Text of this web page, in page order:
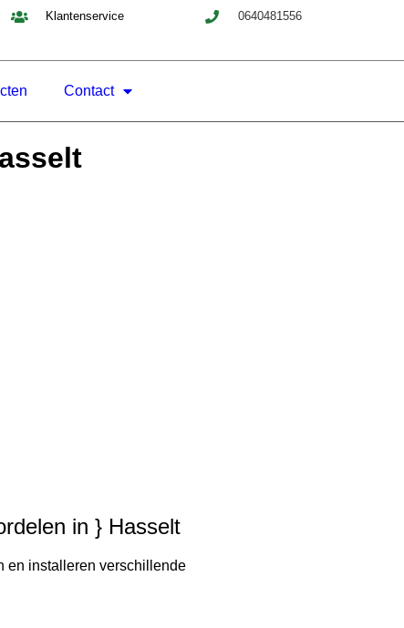
Klantenservice 0640481556
Contact
in } Hasselt
en installeren verschillende